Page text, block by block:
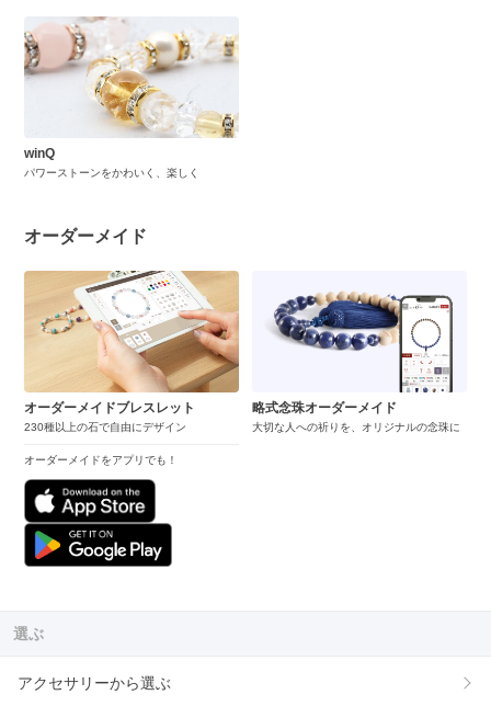
winQ
パワーストーンをかわいく、楽しく
オーダーメイド
オーダーメイドブレスレット
230種以上の石で自由にデザイン
オーダーメイドをアプリでも！
略式念珠オーダーメイド
大切な人への祈りを、オリジナルの念珠に
選ぶ
アクセサリーから選ぶ